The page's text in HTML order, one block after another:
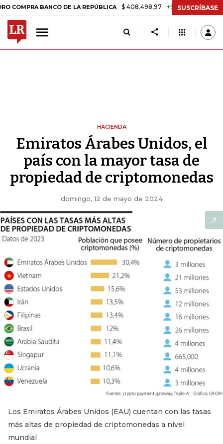
BANCO DE LA REPÚBLICA $ 408.498,97 +$ 8.753,81 +2,19%
SUSCRÍBASE
HACIENDA
Emiratos Árabes Unidos, el
país con la mayor tasa de
propiedad de criptomonedas
domingo, 12 de mayo de 2024
Los Emiratos Árabes Unidos (EAU) cuentan con las tasas
más altas de propiedad de criptomonedas a nivel
mundial